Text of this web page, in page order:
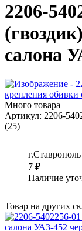
2206-
салона
Много товара
Артикул: 2206-
(25)
г.Ставрополь
7 ₽
Наличие
Товар на других